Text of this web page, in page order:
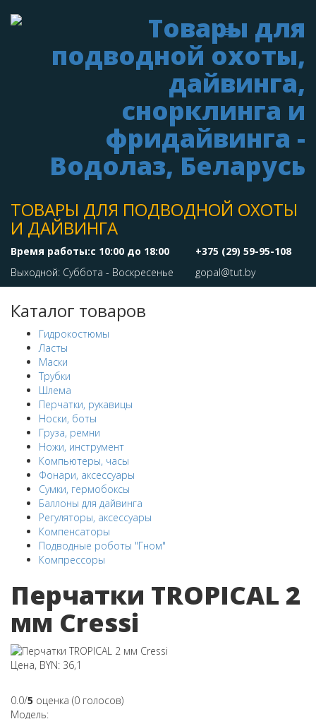
ТОВАРЫ ДЛЯ ПОДВОДНОЙ ОХОТЫ
И ДАЙВИНГА
Время работы:с 10:00 до 18:00
Выходной: Суббота - Воскресенье
+375 (29) 59-95-108
gopal@tut.by
Каталог товаров
Гидрокостюмы
Ласты
Маски
Трубки
Шлема
Перчатки, рукавицы
Носки, боты
Груза, ремни
Ножи, инструмент
Компьютеры, часы
Фонари, аксессуары
Сумки, гермобоксы
Баллоны для дайвинга
Регуляторы, аксессуары
Компенсаторы
Подводные роботы "Гном"
Компрессоры
Перчатки TROPICAL 2
мм Cressi
Цена, BYN: 36,1
0.0/5 оценка (0 голосов)
Модель: